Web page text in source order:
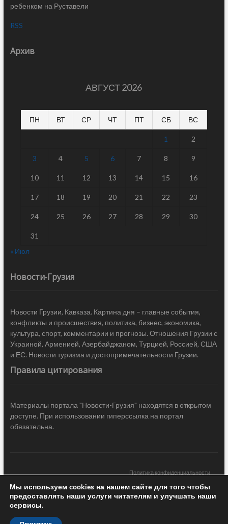
ребенком на Руставели
RSS
Архив
АВГУСТ 2026
ПН ВТ СР ЧТ ПТ СБ ВС
1 2
3 4 5 6 7 8 9
10 11 12 13 14 15 16
17 18 19 20 21 22 23
24 25 26 27 28 29 30
31
« Июл
Новости-Грузия
Новости Грузии, Кавказа. Картина дня – главные события,
конфликты и происшествия, политика, бизнес, экономика,
культура, спорт, комментарии и прогнозы. Отношения Грузии с
Украиной, Арменией, Азербайджаном, Турцией, Россией, США
и ЕС. Новости туризма и достопримечательности Грузии.
Правила цитирования
Материалы портала "Новости-Грузия" находятся в открытом
доступе. При использовании гиперссылка на портал
обязательна.
Политика конфиденциальности
Новости Грузии
| Black Sea Press LTD © 2020 All Rights Reserved /
Design & development —
Мы используем cookies на нашем сайте для того чтобы
предоставлять наши услуги читателям и улучшать наши
сервисы.